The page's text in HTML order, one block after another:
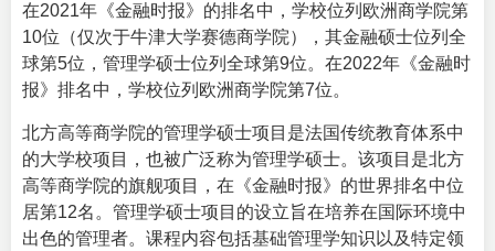
在2021年《金融时报》的排名中，学校位列欧洲商学院第
10位（仅次于牛津大学赛德商学院），其金融硕士位列全
球第5位，管理学硕士位列全球第9位。在2022年《金融时
报》排名中，学校位列欧洲商学院第7位。
北方高等商学院的管理学硕士项目是法国传统教育体系中
的大学校项目，也被广泛称为管理学硕士。该项目是北方
高等商学院的旗舰项目，在《金融时报》的世界排名中位
居第12名。管理学硕士项目的设立旨在培养在国际环境中
出色的管理者。课程内容包括基础管理学知识以及特定领